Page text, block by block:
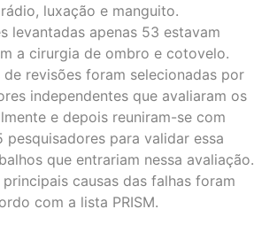
luxação e manguito.
levantadas apenas 53 estavam
a cirurgia de ombro e cotovelo.
revisões foram selecionadas por
independentes que avaliaram os
e depois reuniram-se com
pesquisadores para validar essa
que entrariam nessa avaliação.
causas das falhas foram
com a lista PRISM.